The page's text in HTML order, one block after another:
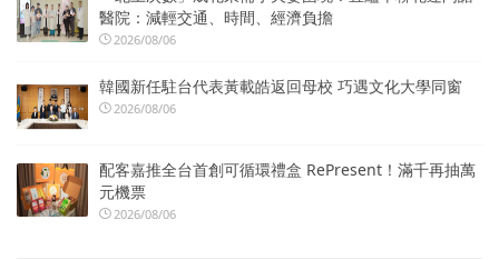
醫院：減輕交通、時間、經濟負擔
2026/08/06
韓國新任駐台代表黃載皓返回母校 巧遇文化大學同窗
2026/08/06
配客嘉推全台首創可循環禮盒 RePresent！滿千再抽萬
元機票
2026/08/06